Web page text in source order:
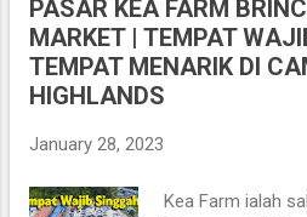
PASAR KEA FARM
MARKET | TEMPAT
TEMPAT MENARIK DI
HIGHLANDS
January 28, 2023
Kea Farm ialah